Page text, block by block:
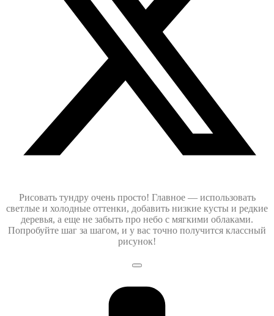
Рисовать тундру очень просто! Главное — использовать
светлые и холодные оттенки, добавить низкие кусты и редкие
деревья, а еще не забыть про небо с мягкими облаками.
Попробуйте шаг за шагом, и у вас точно получится классный
рисунок!